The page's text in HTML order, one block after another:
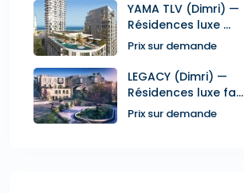
YAMA TLV (Dimri) —
Résidences luxe ...
Prix sur demande
LEGACY (Dimri) —
Résidences luxe fa...
Prix sur demande